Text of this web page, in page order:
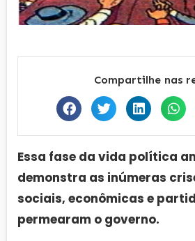
Compartilhe nas
Essa fase da vida política
demonstra as inúmeras
sociais, econômicas e
permearam o governo.